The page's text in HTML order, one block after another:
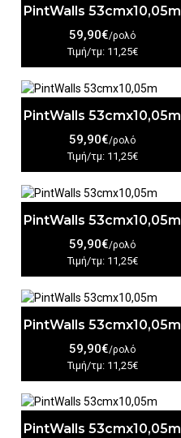
PintWalls 53cmx10,05m
59,90€/ρολό
Τιμή/τμ: 11,25€
PintWalls 53cmx10,05m
59,90€/ρολό
Τιμή/τμ: 11,25€
PintWalls 53cmx10,05m
59,90€/ρολό
Τιμή/τμ: 11,25€
PintWalls 53cmx10,05m
59,90€/ρολό
Τιμή/τμ: 11,25€
PintWalls 53cmx10,05m